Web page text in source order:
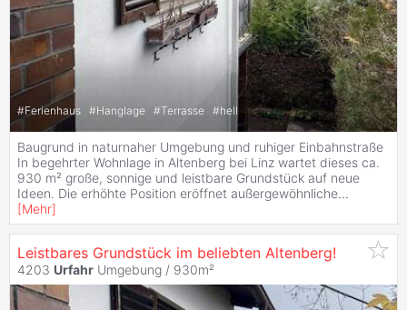
#Ferienhaus #Hanglage #Terrasse #hell
Baugrund in naturnaher Umgebung und ruhiger Einbahnstraße
In begehrter Wohnlage in Altenberg bei Linz wartet dieses ca.
930 m² große, sonnige und leistbare Grundstück auf neue
Ideen. Die erhöhte Position eröffnet außergewöhnliche...
[Mehr]
Leistbares Grundstück im beliebten Altenberg!
4203 Urfahr Umgebung / 930m²